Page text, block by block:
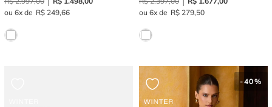
6
R$ 249,66
6
R$ 279,50
-40%